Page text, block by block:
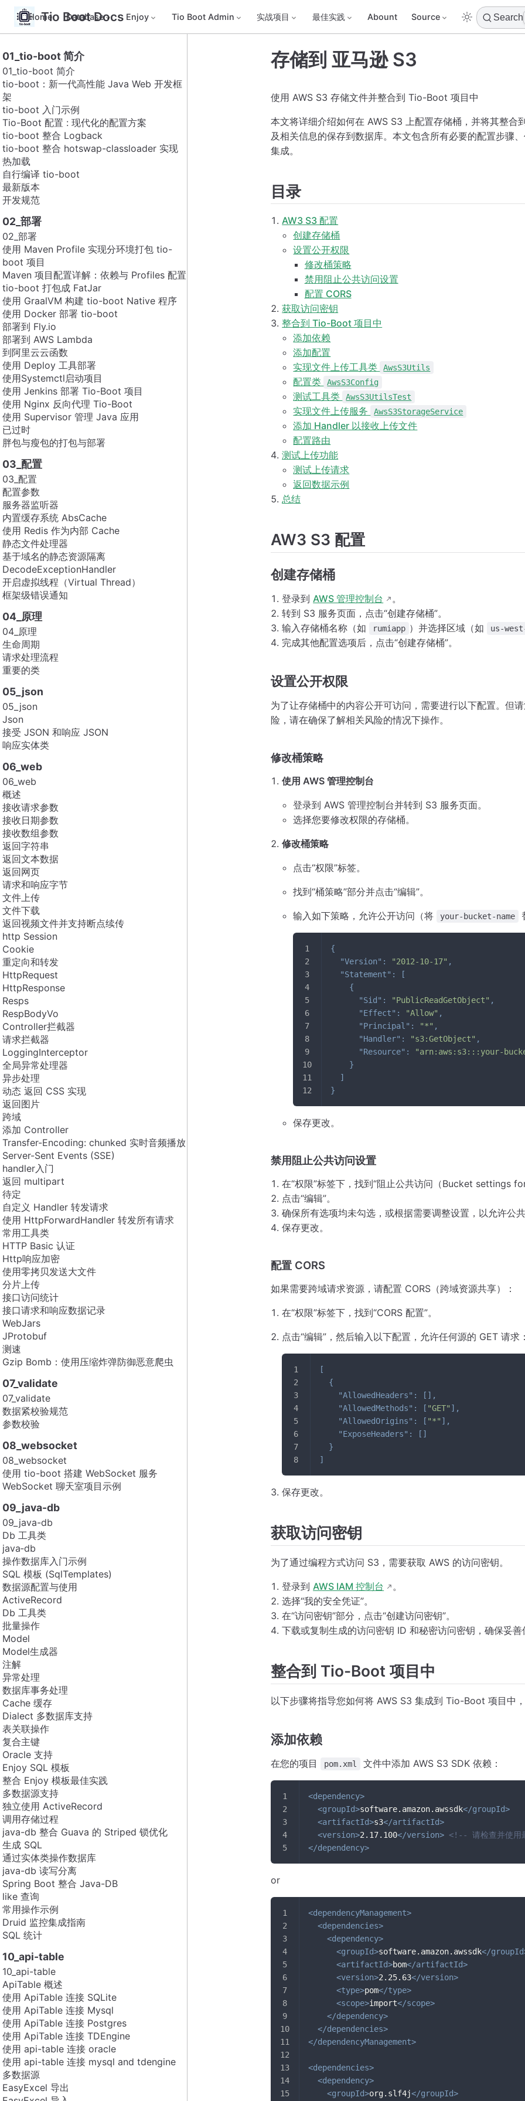
Tio Boot Docs
Home Database Enjoy Tio Boot Admin 实战项目 最佳实践 Abount Source Search
01_tio-boot 简介
01_tio-boot 简介
tio-boot：新一代高性能 Java Web 开发框
架
tio-boot 入门示例
Tio-Boot 配置 : 现代化的配置方案
tio-boot 整合 Logback
tio-boot 整合 hotswap-classloader 实现
热加载
自行编译 tio-boot
最新版本
开发规范
02_部署
02_部署
使用 Maven Profile 实现分环境打包 tio-
boot 项目
Maven 项目配置详解：依赖与 Profiles 配置
tio-boot 打包成 FatJar
使用 GraalVM 构建 tio-boot Native 程序
使用 Docker 部署 tio-boot
部署到 Fly.io
部署到 AWS Lambda
到阿里云云函数
使用 Deploy 工具部署
使用Systemctl启动项目
使用 Jenkins 部署 Tio-Boot 项目
使用 Nginx 反向代理 Tio-Boot
使用 Supervisor 管理 Java 应用
已过时
胖包与瘦包的打包与部署
03_配置
03_配置
配置参数
服务器监听器
内置缓存系统 AbsCache
使用 Redis 作为内部 Cache
静态文件处理器
基于域名的静态资源隔离
DecodeExceptionHandler
开启虚拟线程（Virtual Thread）
框架级错误通知
04_原理
04_原理
生命周期
请求处理流程
重要的类
05_json
05_json
Json
接受 JSON 和响应 JSON
响应实体类
06_web
06_web
概述
接收请求参数
接收日期参数
接收数组参数
返回字符串
返回文本数据
返回网页
请求和响应字节
文件上传
文件下载
返回视频文件并支持断点续传
http Session
Cookie
重定向和转发
HttpRequest
HttpResponse
Resps
RespBodyVo
Controller拦截器
请求拦截器
LoggingInterceptor
全局异常处理器
异步处理
动态 返回 CSS 实现
返回图片
跨域
添加 Controller
Transfer-Encoding: chunked 实时音频播放
Server-Sent Events (SSE)
handler入门
返回 multipart
待定
自定义 Handler 转发请求
使用 HttpForwardHandler 转发所有请求
常用工具类
HTTP Basic 认证
Http响应加密
使用零拷贝发送大文件
分片上传
接口访问统计
接口请求和响应数据记录
WebJars
JProtobuf
测速
Gzip Bomb：使用压缩炸弹防御恶意爬虫
07_validate
07_validate
数据紧校验规范
参数校验
08_websocket
08_websocket
使用 tio-boot 搭建 WebSocket 服务
WebSocket 聊天室项目示例
09_java-db
09_java-db
Db 工具类
java‑db
操作数据库入门示例
SQL 模板 (SqlTemplates)
数据源配置与使用
ActiveRecord
Db 工具类
批量操作
Model
Model生成器
注解
异常处理
数据库事务处理
Cache 缓存
Dialect 多数据库支持
表关联操作
复合主键
Oracle 支持
Enjoy SQL 模板
整合 Enjoy 模板最佳实践
多数据源支持
独立使用 ActiveRecord
调用存储过程
java-db 整合 Guava 的 Striped 锁优化
生成 SQL
通过实体类操作数据库
java-db 读写分离
Spring Boot 整合 Java-DB
like 查询
常用操作示例
Druid 监控集成指南
SQL 统计
10_api-table
10_api-table
ApiTable 概述
使用 ApiTable 连接 SQLite
使用 ApiTable 连接 Mysql
使用 ApiTable 连接 Postgres
使用 ApiTable 连接 TDEngine
使用 api-table 连接 oracle
使用 api-table 连接 mysql and tdengine
多数据源
EasyExcel 导出
存储到 亚马逊 S3
使用 AWS S3 存储文件并整合到 Tio-Boot 项目中
本文将详细介绍如何在 AWS S3 上配置存储桶，并将其整
及相关信息的保存到数据库。本文包含所有必要的配置步骤
集成。
目录
AW3 S3 配置
创建存储桶
设置公开权限
修改桶策略
禁用阻止公共访问设置
配置 CORS
获取访问密钥
整合到 Tio-Boot 项目中
添加依赖
添加配置
实现文件上传工具类
AwsS3Utils
配置类 AwsS3Config
测试工具类 AwsS3UtilsTest
实现文件上传服务 AwsS3StorageService
添加 Handler 以接收上传文件
配置路由
测试上传功能
测试上传请求
返回数据示例
总结
AW3 S3 配置
创建存储桶
登录到AWS 管理控制台
。
转到 S3 服务页面，点击“创建存储桶”。
输入存储桶名称（如
rumiapp ）并选择区域（如 us-
完成其他配置选项后，点击“创建存储桶”。
设置公开权限
为了让存储桶中的内容公开可访问，需要进行以下配置。但
险，请在确保了解相关风险的情况下操作。
修改桶策略
使用 AWS 管理控制台
登录到 AWS 管理控制台并转到 S3 服务页面。
选择您要修改权限的存储桶。
修改桶策略
点击“权限”标签。
找到“桶策略”部分并点击“编辑”。
输入如下策略，允许公开访问（将 your-bucket-name
{
"Version" : "2012-10-17" ,
"Statement" :
[
{
"Sid" : "PublicReadGetObject" ,
"Effect" : "Allow" ,
"Principal" : "*" ,
"Handler" : "s3:GetObject" ,
"Resource" :
"arn:aws:s3:::your-
}
]
}
保存更改。
禁用阻止公共访问设置
在“权限”标签下，找到“阻止公共访问（Bucket settings
点击“编辑”。
确保所有选项均未勾选，或根据需要调整设置，以允许公
保存更改。
配置 CORS
如果需要跨域请求资源，请配置 CORS（跨域资源共享）：
在“权限”标签下，找到“CORS 配置”。
点击“编辑”，然后输入以下配置，允许任何源的 GET 请求
[
{
"AllowedHeaders" : [ ] ,
"AllowedMethods" : [ "GET" ] ,
"AllowedOrigins" : [ "*" ] ,
"ExposeHeaders" : [ ]
}
]
保存更改。
获取访问密钥
为了通过编程方式访问 S3，需要获取 AWS 的访问密钥。
登录到 AWS IAM 控制台
。
选择“我的安全凭证”。
在“访问密钥”部分，点击“创建访问密钥”。
下载或复制生成的访问密钥 ID 和秘密访问密钥，确保妥善
整合到 Tio-Boot 项目中
以下步骤将指导您如何将 AWS S3 集成到 Tio-Boot 项目中
添加依赖
在您的项目 pom.xml 文件中添加 AWS S3 SDK 依赖：
<dependency>
<groupId>software.amazon.awssdk</groupId>
<artifactId>s3</artifactId>
<version>2.17.100</version> <!-- 请检查并使用
</dependency>
or
<dependencyManagement>
<dependencies>
<dependency>
<groupId>software.amazon.awssdk</groupId
<artifactId>bom</artifactId>
<version>2.25.63</version>
<type>pom</type>
<scope>import</scope>
</dependency>
</dependencies>
</dependencyManagement>
<dependencies>
<dependency>
<groupId>org.slf4j</groupId>